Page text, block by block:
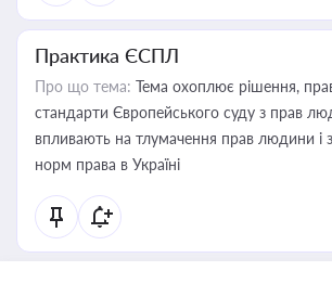
Практика ЄСПЛ
Про що тема: Тема охоплює рішення,
стандарти Європейського суду з прав
впливають на тлумачення прав людини і
норм права в Україні